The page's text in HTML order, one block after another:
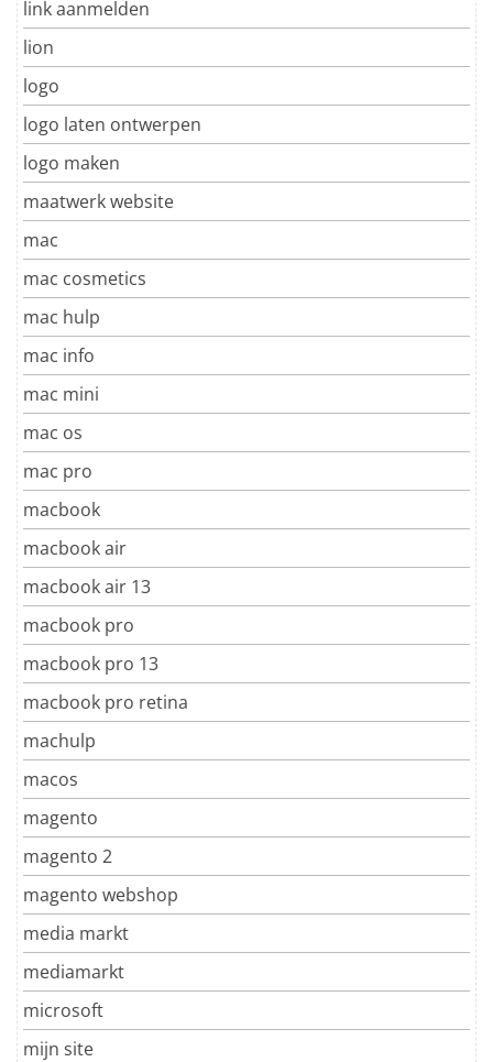
link aanmelden
lion
logo
logo laten ontwerpen
logo maken
maatwerk website
mac
mac cosmetics
mac hulp
mac info
mac mini
mac os
mac pro
macbook
macbook air
macbook air 13
macbook pro
macbook pro 13
macbook pro retina
machulp
macos
magento
magento 2
magento webshop
media markt
mediamarkt
microsoft
mijn site